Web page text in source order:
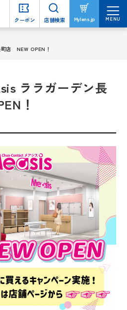
クーポン 店舗検索 Mylens.jp MENU
店 NEW OPEN！
ララガーデン長
！
クーポン 店舗検索 Mylens.jp MENU